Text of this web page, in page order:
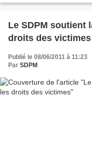
Le SDPM soutient
droits des victimes
Publié le 08/06/2011 à 11:23
Par SDPM